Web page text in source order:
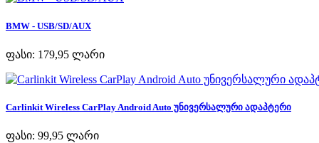
BMW - USB/SD/AUX
ფასი: 179,95 ლარი
Carlinkit Wireless CarPlay Android Auto უნივერსალური ადაპტერი
ფასი: 99,95 ლარი